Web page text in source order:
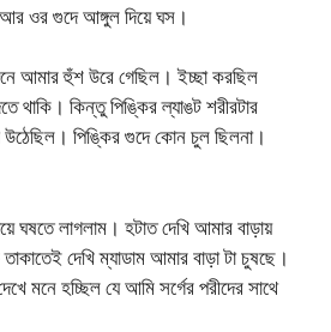
ওর গুদে আঙ্গুল দিয়ে ঘস।
আমার হুঁশ উরে গেছিল। ইচ্ছা করছিল
থাকি। কিন্তু পিঙ্কির ল্যাঙট শরীরটার
পিঙ্কির গুদে কোন চুল ছিলনা।
ঘষতে লাগলাম। হটাত দেখি আমার বাড়ায়
দেখি ম্যাডাম আমার বাড়া টা চুষছে।
মনে হচ্ছিল যে আমি সর্গের পরীদের সাথে